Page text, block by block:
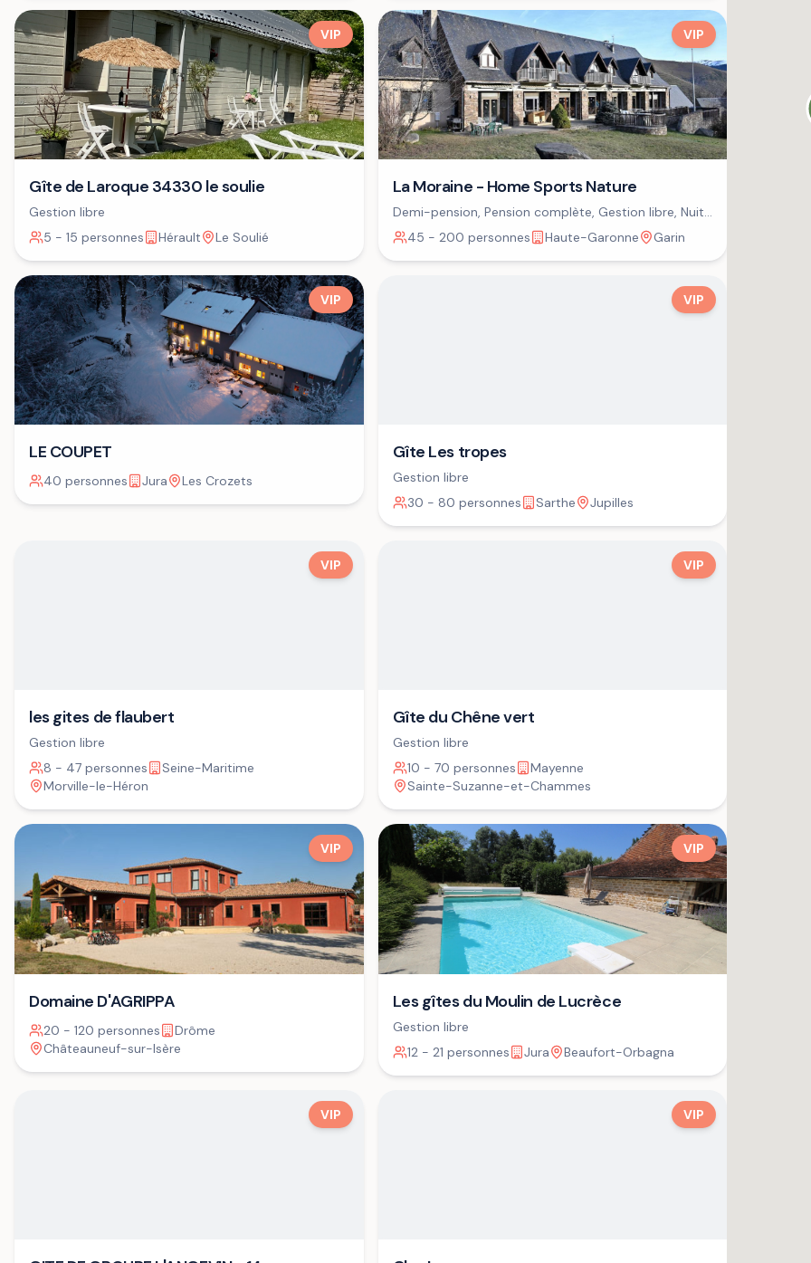
VIP
Gîte de Laroque 34330 le soulie
Gestion libre
5 - 15 personnes
Hérault Le Soulié
VIP
La Moraine - Home Sports Nature
Demi-pension, Pension complète, Gestion libre, Nuit
+ petit-déjeuner
45 - 200 personnes Haute-Garonne Garin
VIP
LE COUPET
40 personnes Jura Les Crozets
VIP
Gîte Les tropes
Gestion libre
30 - 80 personnes
Sarthe Jupilles
VIP
les gites de flaubert
Gestion libre
8 - 47 personnes
Seine-Maritime
Morville-le-Héron
VIP
Gîte du Chêne vert
Gestion libre
10 - 70 personnes
Mayenne
Sainte-Suzanne-et-Chammes
VIP
Domaine D'AGRIPPA
20 - 120 personnes
Drôme
Châteauneuf-sur-Isère
VIP
Les gîtes du Moulin de Lucrèce
Gestion libre
12 - 21 personnes
Jura Beaufort-Orbagna
VIP VIP